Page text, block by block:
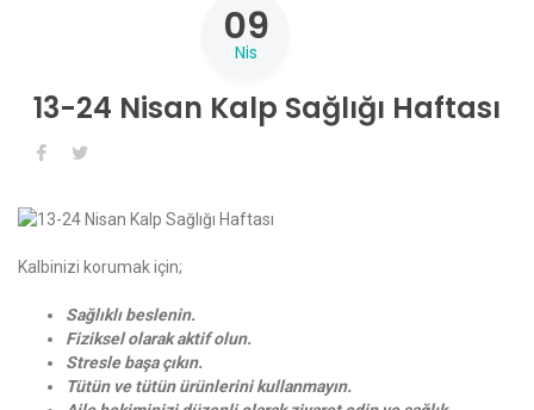
09
Nis
13-24 Nisan Kalp Sağlığı Haftası
Kalbinizi korumak için;
Sağlıklı beslenin.
Fiziksel olarak aktif olun.
Stresle başa çıkın.
Tütün ve tütün ürünlerini kullanmayın.